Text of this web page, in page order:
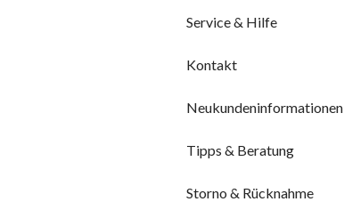
Service & Hilfe
Kontakt
Neukundeninformationen
Tipps & Beratung
Storno & Rücknahme